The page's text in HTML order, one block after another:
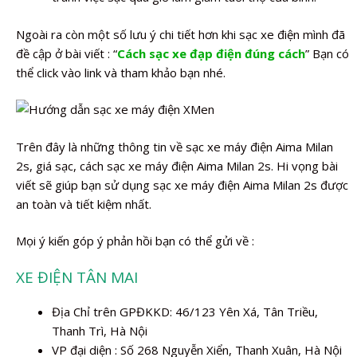
Ngoài ra còn một số lưu ý chi tiết hơn khi sạc xe điện mình đã
đề cập ở bài viết : “Cách sạc xe đạp điện đúng cách” Bạn có
thể click vào link và tham khảo bạn nhé.
Trên đây là những thông tin về sạc xe máy điện Aima Milan
2s, giá sạc, cách sạc xe máy điện Aima Milan 2s. Hi vọng bài
viết sẽ giúp bạn sử dụng sạc xe máy điện Aima Milan 2s được
an toàn và tiết kiệm nhất.
Mọi ý kiến góp ý phản hồi bạn có thể gửi về :
XE ĐIỆN TÂN MAI
Địa Chỉ trên GPĐKKD: 46/123 Yên Xá, Tân Triều,
Thanh Trì, Hà Nội
VP đại diện : Số 268 Nguyễn Xiển, Thanh Xuân, Hà Nội